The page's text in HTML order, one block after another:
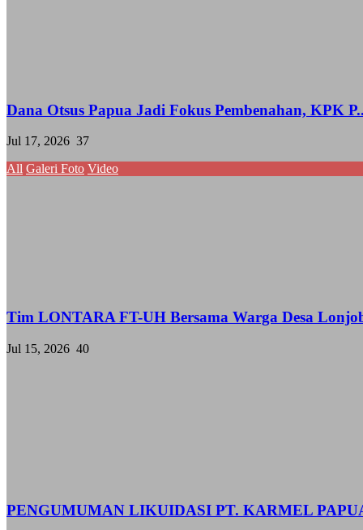
Dana Otsus Papua Jadi Fokus Pembenahan, KPK
Jul 17, 2026 37
All Galeri Foto Video
Tim LONTARA FT-UH Bersama Warga Desa
Jul 15, 2026 40
PENGUMUMAN LIKUIDASI PT. KARMEL